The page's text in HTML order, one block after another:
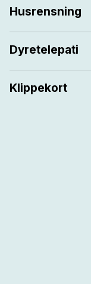
Husrensning
Dyretelepati
Klippekort